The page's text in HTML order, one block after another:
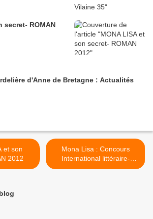
secret- ROMAN
d'Anne de Bretagne : Actualités
2012
Mona Lisa : Concours
International littéraire-
Servon-sur-Vilaine 35 >